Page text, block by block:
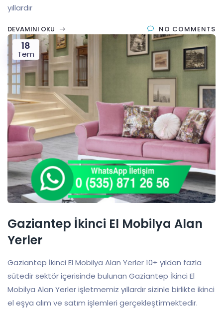
yıllardır
DEVAMINI OKU NO COMMENTS
18
Tem
Gaziantep İkinci El Mobilya Alan
Yerler
Gaziantep İkinci El Mobilya Alan Yerler 10+ yıldan fazla
sütedir sektör içerisinde bulunan Gaziantep İkinci El
Mobilya Alan Yerler işletmemiz yıllardır sizinle birlikte ikinci
el eşya alım ve satım işlemleri gerçekleştirmektedir.